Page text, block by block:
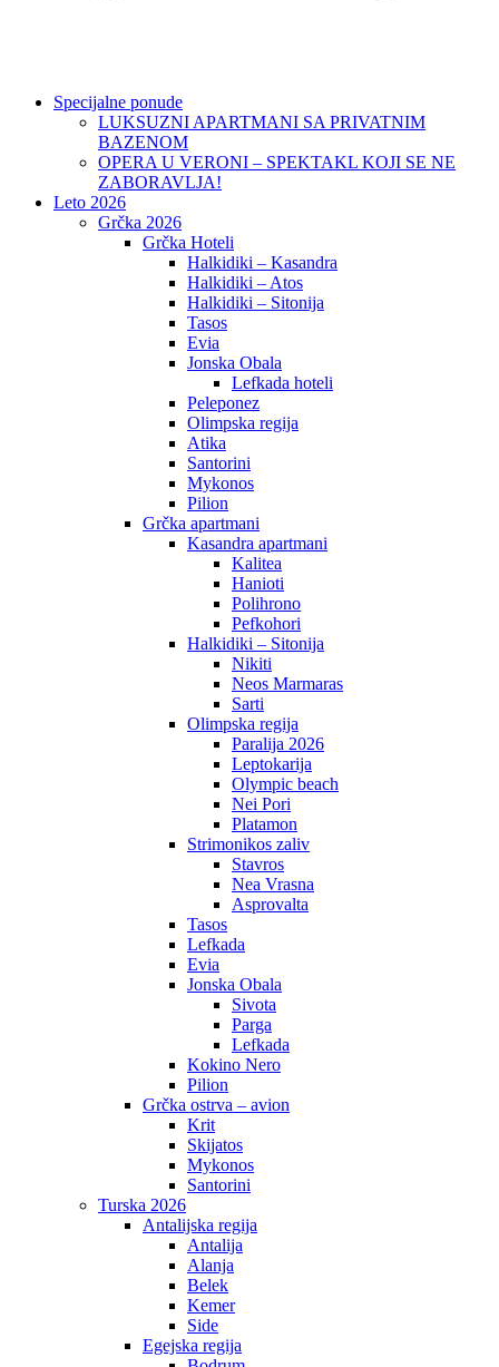
Specijalne ponude
LUKSUZNI APARTMANI SA PRIVATNIM
BAZENOM
OPERA U VERONI – SPEKTAKL KOJI SE NE
ZABORAVLJA!
Leto 2026
Grčka 2026
Grčka Hoteli
Halkidiki – Kasandra
Halkidiki – Atos
Halkidiki – Sitonija
Tasos
Evia
Jonska Obala
Lefkada hoteli
Peleponez
Olimpska regija
Atika
Santorini
Mykonos
Pilion
Grčka apartmani
Kasandra apartmani
Kalitea
Hanioti
Polihrono
Pefkohori
Halkidiki – Sitonija
Nikiti
Neos Marmaras
Sarti
Olimpska regija
Paralija 2026
Leptokarija
Olympic beach
Nei Pori
Platamon
Strimonikos zaliv
Stavros
Nea Vrasna
Asprovalta
Tasos
Lefkada
Evia
Jonska Obala
Sivota
Parga
Lefkada
Kokino Nero
Pilion
Grčka ostrva – avion
Krit
Skijatos
Mykonos
Santorini
Turska 2026
Antalijska regija
Antalija
Alanja
Belek
Kemer
Side
Egejska regija